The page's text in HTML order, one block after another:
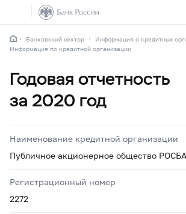
Банковский сектор
Информация о кредитных
Информация по кредитной организации
Годовая отчетность
за 2020 год
Наименование кредитной организации
Публичное акционерное общество
Регистрационный номер
2272